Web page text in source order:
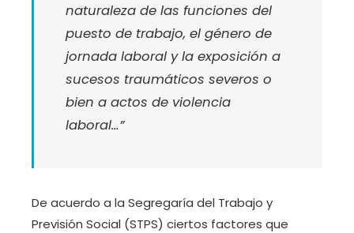
naturaleza de las funciones del
puesto de trabajo, el género de
jornada laboral y la exposición a
sucesos traumáticos severos o
bien a actos de violencia
laboral…”
De acuerdo a la Segregaría del Trabajo y
Previsión Social (STPS) ciertos factores que